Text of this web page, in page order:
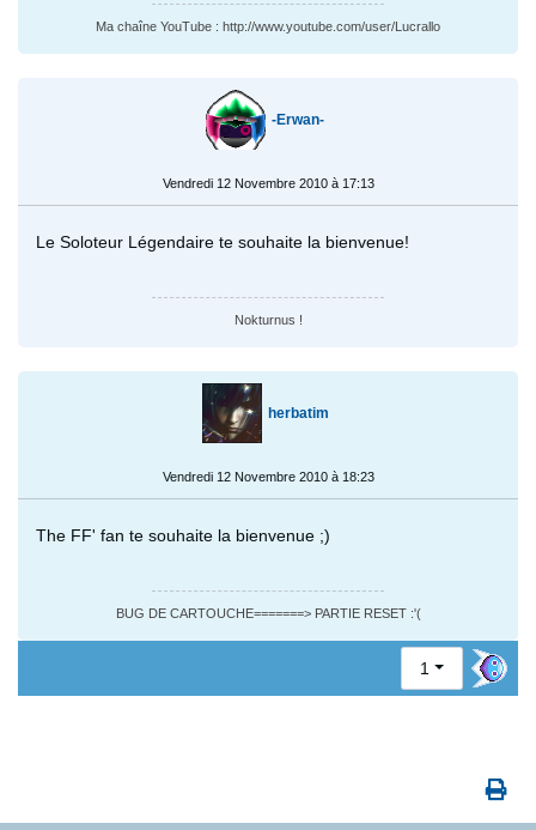
Ma chaîne YouTube : http://www.youtube.com/user/Lucrallo
-Erwan-
Vendredi 12 Novembre 2010 à 17:13
Le Soloteur Légendaire te souhaite la bienvenue!
Nokturnus !
herbatim
Vendredi 12 Novembre 2010 à 18:23
The FF' fan te souhaite la bienvenue ;)
BUG DE CARTOUCHE=======> PARTIE RESET :'(
1